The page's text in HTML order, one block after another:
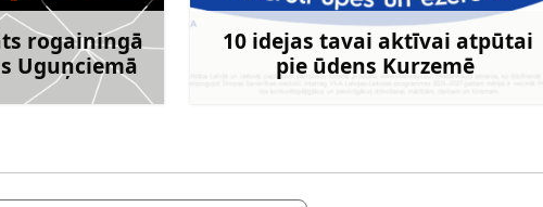
rogainingā
Uguņciemā
Uzzināt vairāk
10 idejas tavai aktīvai atpūtai
pie ūdens Kurzemē
Uzzināt vairāk